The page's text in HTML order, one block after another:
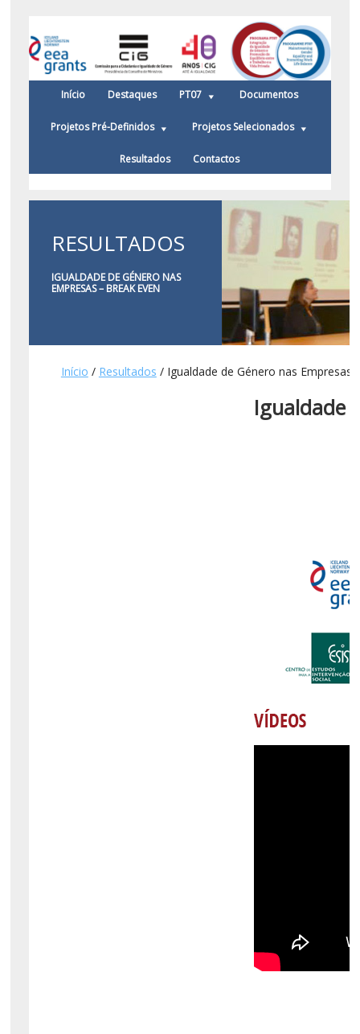
Início Destaques PT07 Documentos
Projetos Pré-Definidos Projetos Selecionados
Resultados Contactos
RESULTADOS
IGUALDADE DE GÉNERO NAS
EMPRESAS – BREAK EVEN
Início / Resultados / Igualdade de Género nas Empresas
Igualdade